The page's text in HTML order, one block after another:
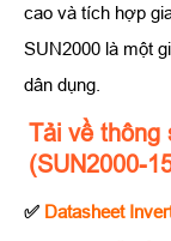
cao và tích hợp
SUN2000 là một
dân dụng.
Tải về thông
(SUN2000-
✅ Datasheet